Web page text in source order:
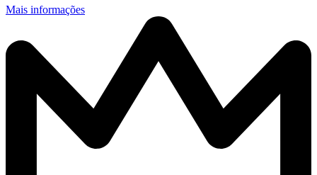
Mais informações